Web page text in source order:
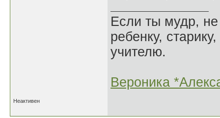
Если ты мудр, не
ребенку,
учителю.
Вероника
Неактивен